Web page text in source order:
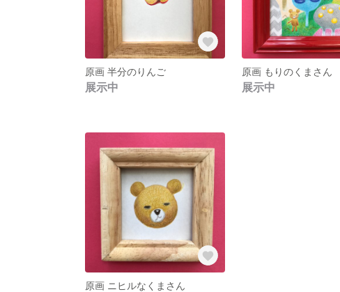
原画 半分のりんご
展示中
原画 もりのくまさん
展示中
原画 ニヒルなくまさん